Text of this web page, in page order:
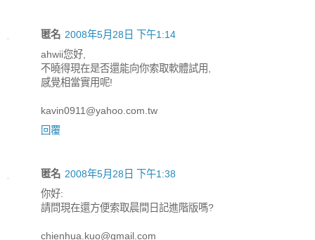
匿名 2008年5月28日 下午1:14
ahwii您好,
不曉得現在是否還能向你索取軟體試用,
感覺相當實用呢!
kavin0911@yahoo.com.tw
回覆
匿名 2008年5月28日 下午1:38
你好:
請問現在還方便索取晨間日記進階版嗎?
chienhua.kuo@gmail.com